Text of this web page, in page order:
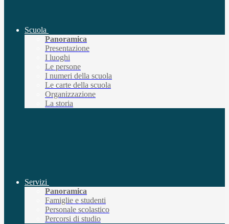
Scuola
Panoramica
Presentazione
I luoghi
Le persone
I numeri della scuola
Le carte della scuola
Organizzazione
La storia
Servizi
Panoramica
Famiglie e studenti
Personale scolastico
Percorsi di studio